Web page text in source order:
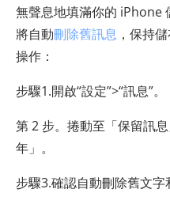
無聲息地填滿你的 iPhone
將自動刪除舊訊息 ，保持
操作：
步驟1.開啟“設定”>“訊息”。
第 2 步。捲動至「保留訊
年」。
步驟3.確認自動刪除舊文字